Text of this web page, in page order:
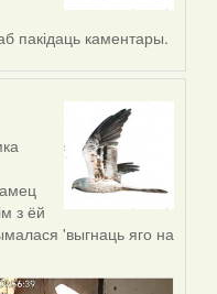
пакідаць каментары.
з ёй
'выгнаць яго на